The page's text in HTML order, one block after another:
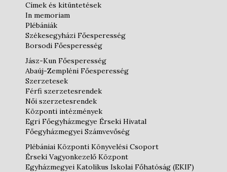
Címek és kitüntetések
In memoriam
Plébániák
Székesegyházi Főesperesség
Borsodi Főesperesség
Jász-Kun Főesperesség
Abaúj-Zempléni Főesperesség
Szerzetesek
Férfi szerzetesrendek
Női szerzetesrendek
Központi intézmények
Egri Főegyházmegye Érseki Hivatal
Főegyházmegyei Számvevőség
Plébániai Központi Könyvelési Csoport
Érseki Vagyonkezelő Központ
Egyházmegyei Katolikus Iskolai Főhatóság (EKIF)